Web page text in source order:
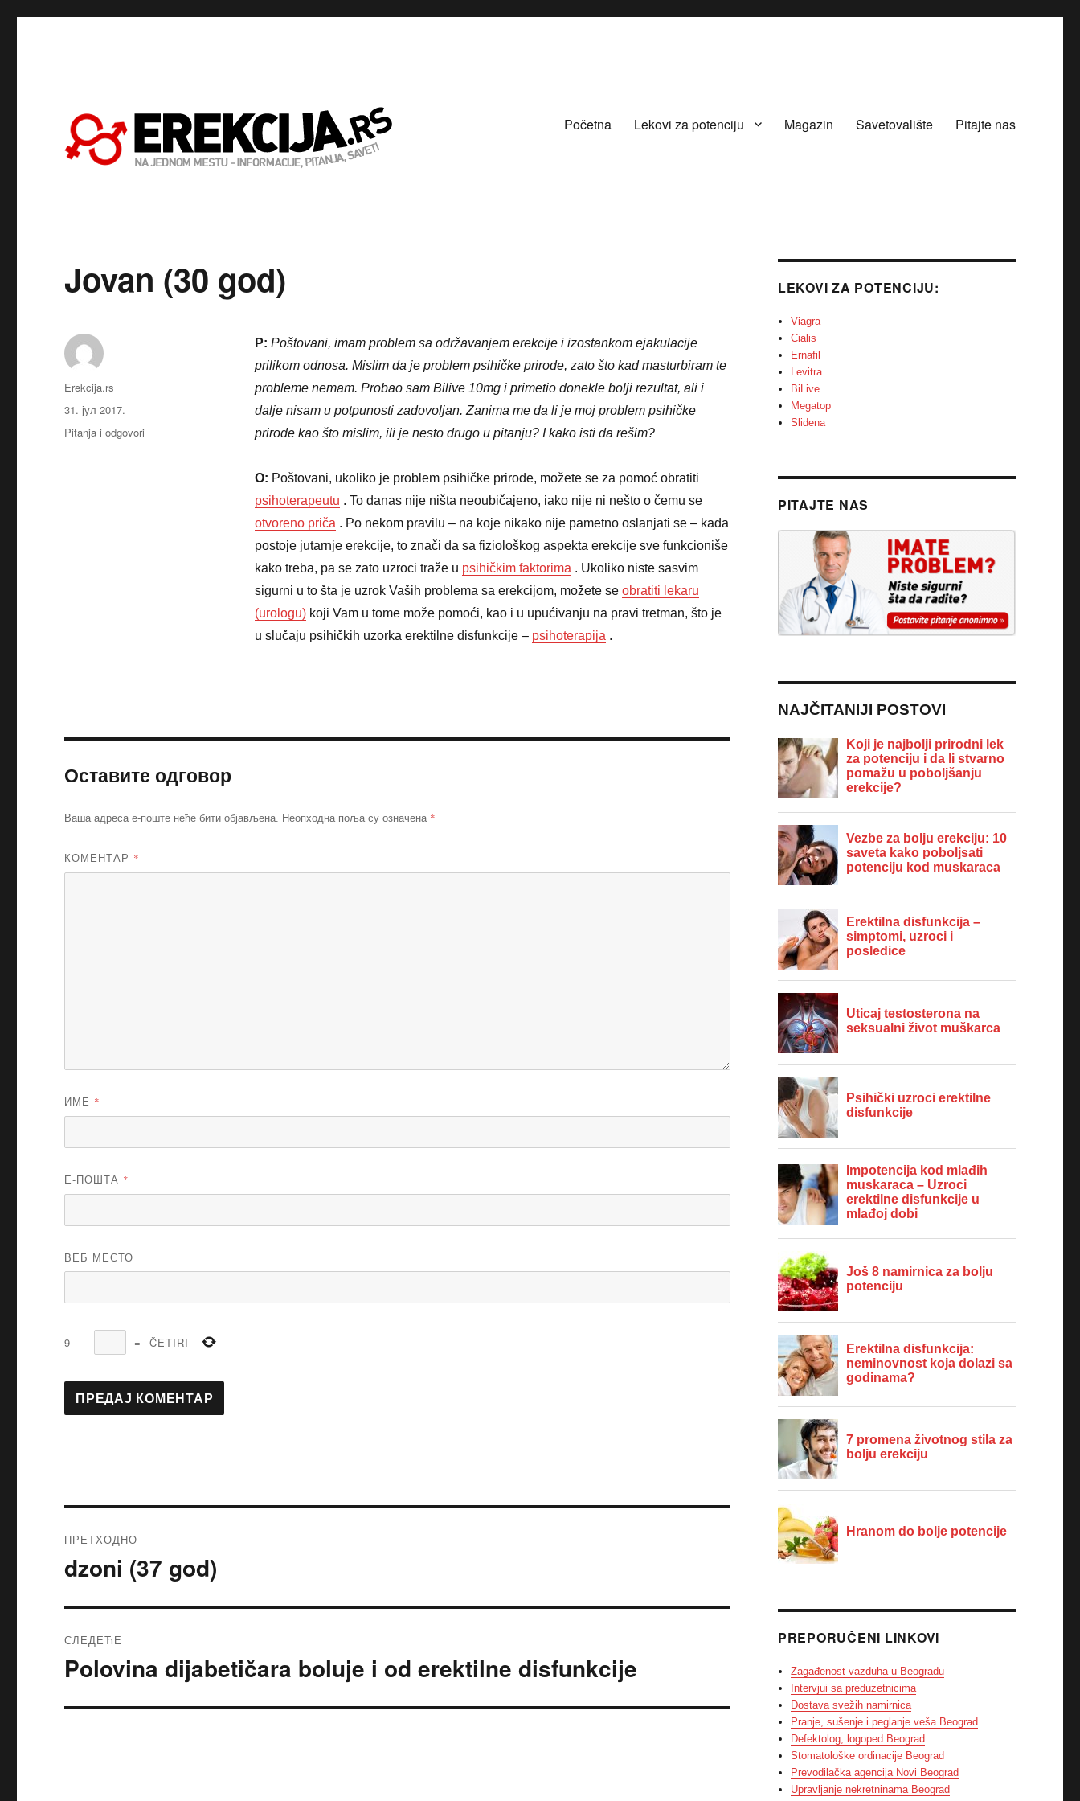
Početna Lekovi za potenciju Magazin Savetovalište Pitajte nas
Jovan (30 god)
P: Poštovani, imam problem sa održavanjem erekcije i izostankom ejakulacije
prilikom odnosa. Mislim da je problem psihičke prirode, zato što kad masturbiram te
probleme nemam. Probao sam Bilive 10mg i primetio donekle bolji rezultat, ali i
dalje nisam u potpunosti zadovoljan. Zanima me da li je moj problem psihičke
prirode kao što mislim, ili je nesto drugo u pitanju? I kako isti da rešim?
O: Poštovani, ukoliko je problem psihičke prirode, možete se za pomoć obratiti
psihoterapeutu . To danas nije ništa neoubičajeno, iako nije ni nešto o čemu se
otvoreno priča . Po nekom pravilu – na koje nikako nije pametno oslanjati se – kada
postoje jutarnje erekcije, to znači da sa fiziološkog aspekta erekcije sve funkcioniše
kako treba, pa se zato uzroci traže u psihičkim faktorima . Ukoliko niste sasvim
sigurni u to šta je uzrok Vaših problema sa erekcijom, možete se obratiti lekaru
(urologu)koji Vam u tome može pomoći, kao i u upućivanju na pravi tretman, što je
u slučaju psihičkih uzorka erektilne disfunkcije – psihoterapija .
Аутор
Erekcija.rs
Објављено
31. јул 2017.
Категорије
Pitanja i odgovori
Оставите одговор
Ваша адреса е-поште неће бити објављена. Неопходна поља су означена *
КОМЕНТАР *
ИМЕ *
Е-ПОШТА *
ВЕБ МЕСТО
9 − = ČETIRI
ПРЕТХОДНО
Претходни
dzoni (37 god)
СЛЕДЕЋЕ
Следећи
Polovina dijabetičara boluje i od erektilne disfunkcije
LEKOVI ZA POTENCIJU:
Viagra
Cialis
Ernafil
Levitra
BiLive
Megatop
Slidena
PITAJTE NAS
NAJČITANIJI POSTOVI
PREPORUČENI LINKOVI
Zagađenost vazduha u Beogradu
Intervjui sa preduzetnicima
Dostava svežih namirnica
Pranje, sušenje i peglanje veša Beograd
Defektolog, logoped Beograd
Stomatološke ordinacije Beograd
Prevodilačka agencija Novi Beograd
Upravljanje nekretninama Beograd